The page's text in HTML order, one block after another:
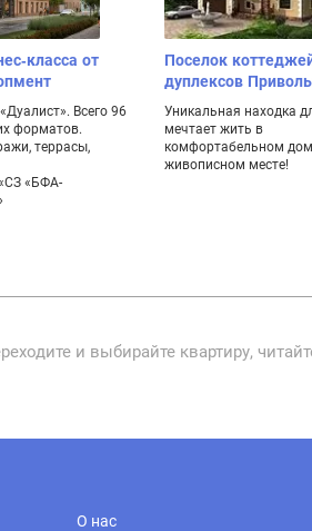
класса от
Всего 96
форматов.
террасы,
«БФА-
Поселок
дуплексов
Уникальная находка
мечтает жить в
комфортабельном
живописном месте!
и выбирайте квартиру,
О нас